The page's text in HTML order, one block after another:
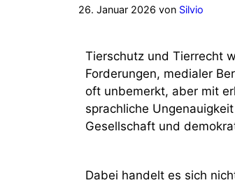
26. Januar 2026 von Silvio
Tierschutz und Tierrecht
Forderungen, medialer
oft unbemerkt, aber mit
sprachliche
Gesellschaft und
Dabei handelt es sich